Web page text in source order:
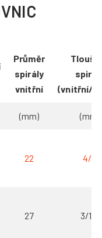
Průměr
spirály
vnitřní
(vnitřní/
(mm) (mm)
22 4/2
27 3/1,5